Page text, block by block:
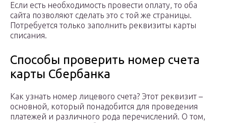
Если есть необходимость провести оплату, то оба
сайта позволяют сделать это с той же страницы.
Потребуется только заполнить реквизиты карты
списания.
Способы проверить номер счета
карты Сбербанка
Как узнать номер лицевого счета? Этот реквизит –
основной, который понадобится для проведения
платежей и различного рода перечислений. О том,